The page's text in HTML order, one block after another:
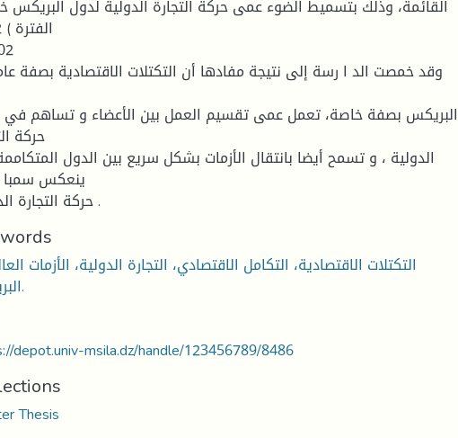
وقد خمصت الد ا رسة إلى نتيجة مفادها أن التكتلات الاقتصادية بصفة
البريكس بصفة خاصة، تعمل عمى تقسيم العمل بين الأعضاء و تساهم في
حركة
الدولية ، و تسمح أيضا بانتقال الأزمات بشكل سريع بين الدول
ينعكس
حركة التجارة الدولية .
التكتلات الاقتصادية، التكامل الاقتصادي، التجارة الدولية، الأزمات
البريكس.
depot.univ-msila.dz/handle/123456789/8486
Thesis